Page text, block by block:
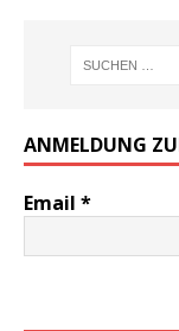
ANMELDUNG
Email *